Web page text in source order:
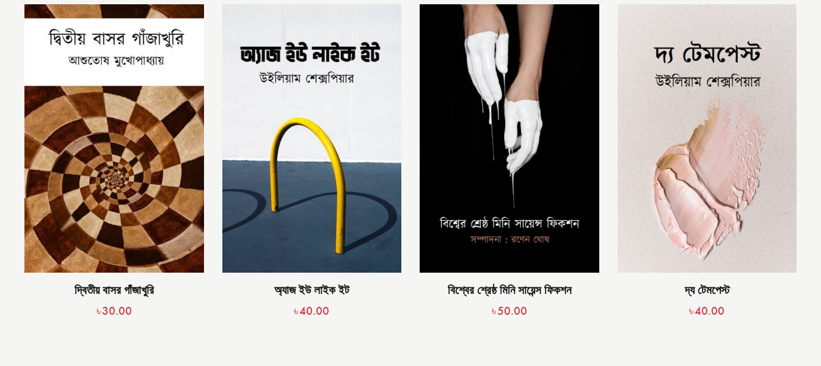
দ্বিতীয় বাসর গাঁজাখুরি
৳30.00
অ্যাজ ইউ লাইক ইট
৳40.00
বিশ্বের শ্রেষ্ঠ মিনি সায়েন্স ফিকশন
৳50.00
দ্য টেমপেস্ট
৳40.00